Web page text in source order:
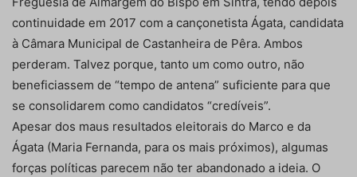
continuidade em 2017 com a cançonetista Ágata, candidata
à Câmara Municipal de Castanheira de Pêra. Ambos
perderam. Talvez porque, tanto um como outro, não
beneficiassem de “tempo de antena” suficiente para que
se consolidarem como candidatos “credíveis”.
Apesar dos maus resultados eleitorais do Marco e da
Ágata (Maria Fernanda, para os mais próximos), algumas
forças políticas parecem não ter abandonado a ideia. O